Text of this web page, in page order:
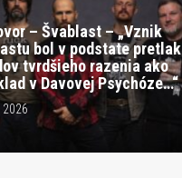
– Švablast – „Vznik
bol v podstate pretlak
tvrdšieho razenia ako
v Davovej Psychóze…“
2026